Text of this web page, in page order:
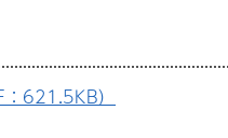
621.5KB）